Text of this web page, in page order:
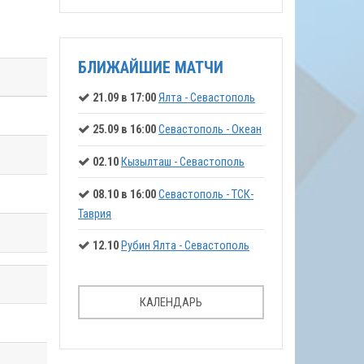
БЛИЖАЙШИЕ МАТЧИ
21.09 в 17:00Ялта - Севастополь
25.09 в 16:00Севастополь - Океан
02.10Кызылташ - Севастополь
08.10 в 16:00Севастополь - ТСК-
Таврия
12.10 Рубин Ялта - Севастополь
КАЛЕНДАРЬ